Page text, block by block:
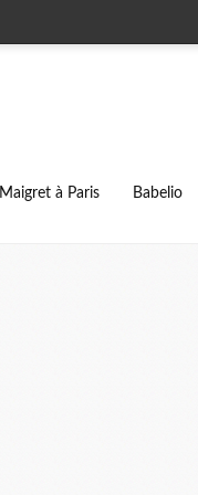
Maigret à Paris Babelio